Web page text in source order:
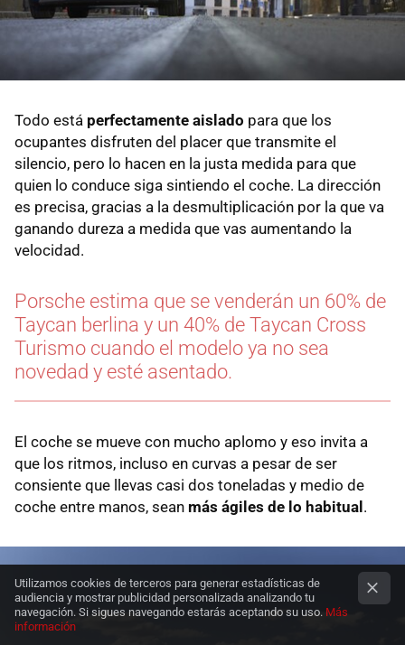
Todo está perfectamente aislado para que los
ocupantes disfruten del placer que transmite el
silencio, pero lo hacen en la justa medida para que
quien lo conduce siga sintiendo el coche. La dirección
es precisa, gracias a la desmultiplicación por la que va
ganando dureza a medida que vas aumentando la
velocidad.
Porsche estima que se venderán un 60% de
Taycan berlina y un 40% de Taycan Cross
Turismo cuando el modelo ya no sea
novedad y esté asentado.
El coche se mueve con mucho aplomo y eso invita a
que los ritmos, incluso en curvas a pesar de ser
consiente que llevas casi dos toneladas y medio de
coche entre manos, sean más ágiles de lo habitual.
Utilizamos cookies de terceros para generar estadísticas de
audiencia y mostrar publicidad personalizada analizando tu
navegación. Si sigues navegando estarás aceptando su uso. Más
información